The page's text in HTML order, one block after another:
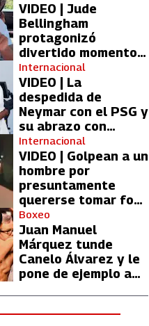
VIDEO | Jude
Bellingham
protagonizó
divertido momento
con aficionada del
Real Madrid
Internacional
VIDEO | La
despedida de
Neymar con el PSG y
su abrazo con
Kylian Mbappé
Internacional
VIDEO | Golpean a un
hombre por
presuntamente
quererse tomar foto
con Lionel Messi
Boxeo
Juan Manuel
Márquez tunde
Canelo Álvarez y le
pone de ejemplo a